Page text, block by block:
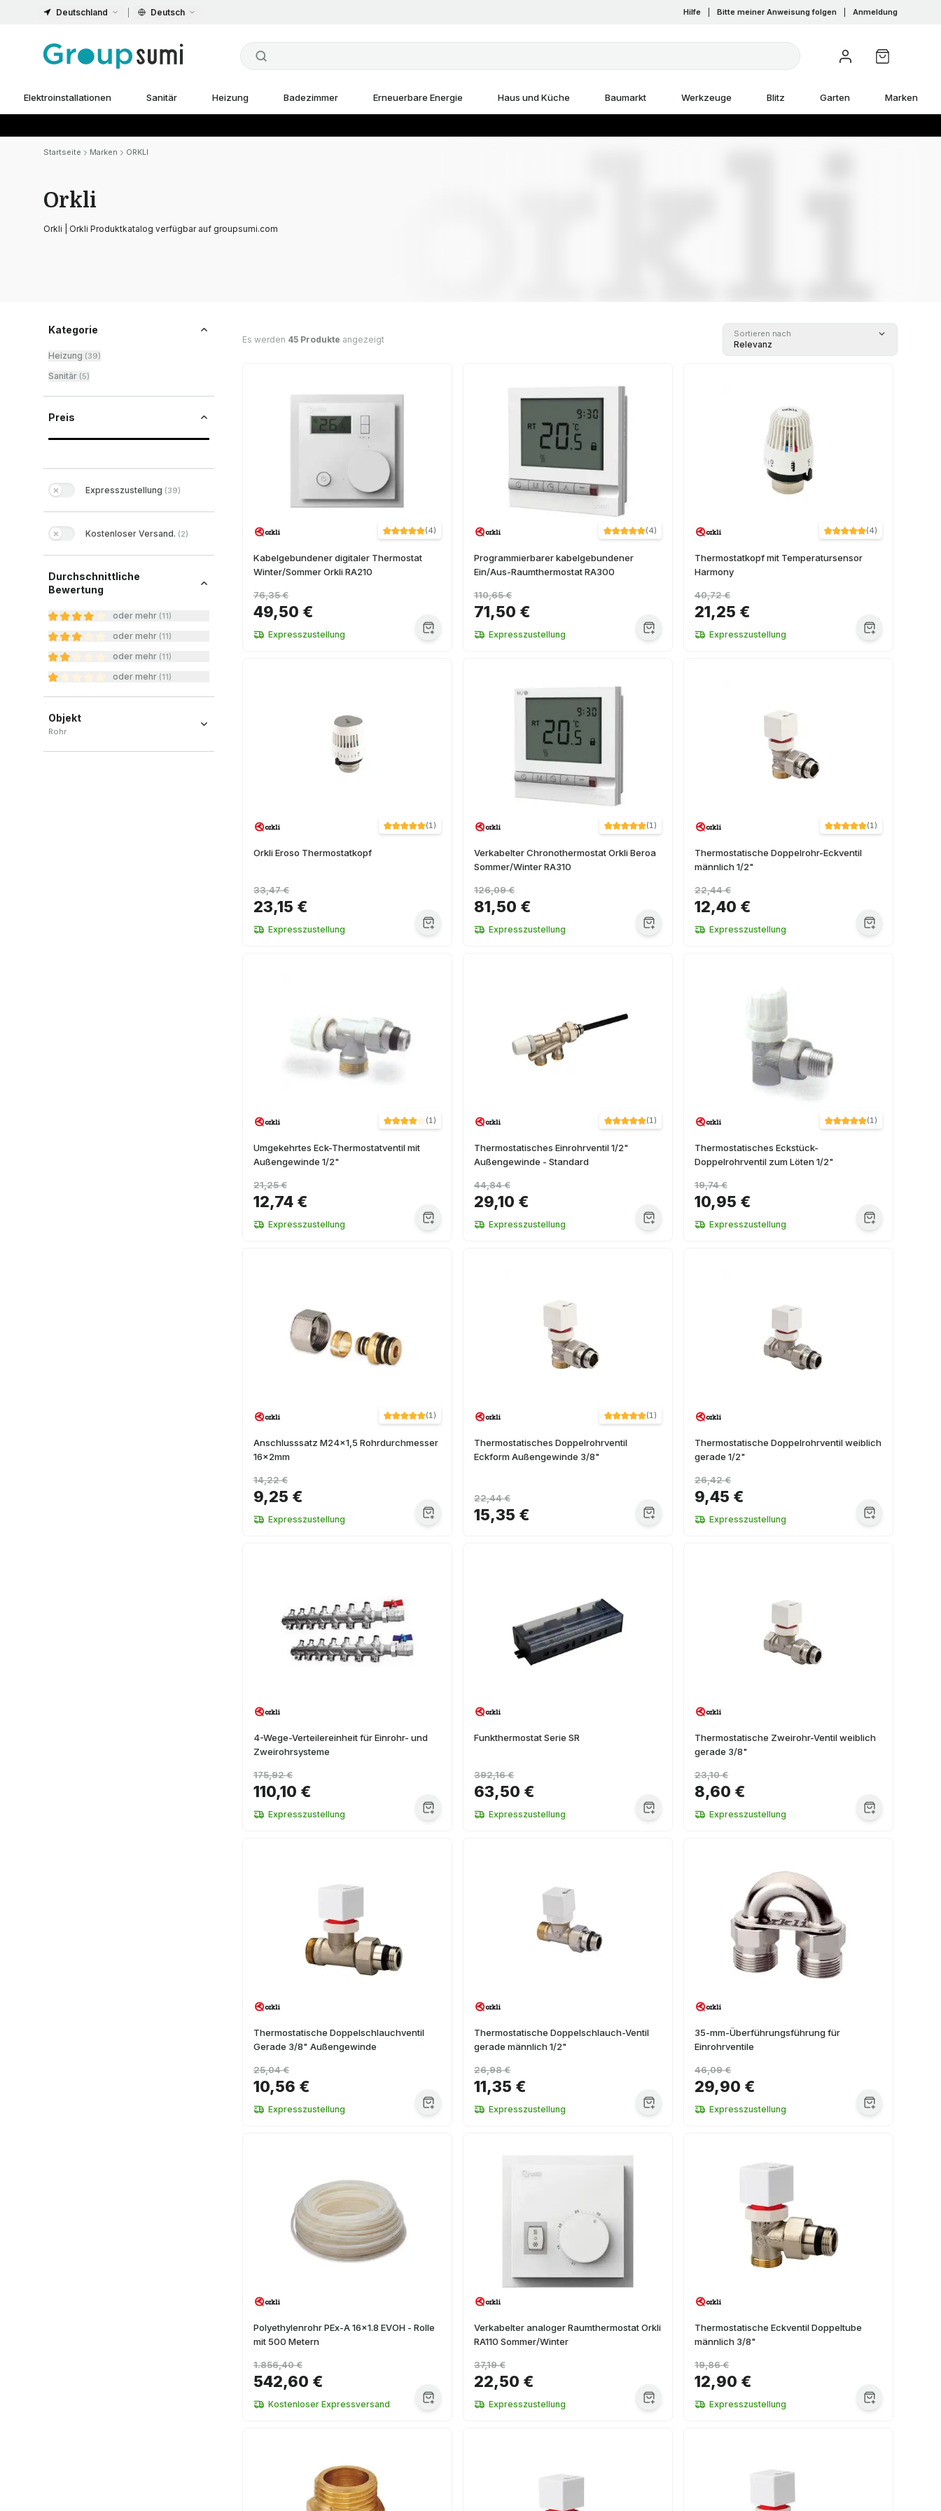
Deutschland Deutsch Hilfe Bitte meiner Anweisung folgen Anmeldung
Elektroinstallationen Sanitär Heizung Badezimmer Erneuerbare Energie Haus und Küche Baumarkt Werkzeuge Blitz Garten Marken
Startseite Marken ORKLI
Orkli
Orkli | Orkli Produktkatalog verfügbar auf groupsumi.com
Kategorie
Heizung (39)
Sanitär (5)
Preis
Expresszustellung (39)
Kostenloser Versand. (2)
Durchschnittliche
Bewertung
oder mehr (11)
oder mehr (11)
oder mehr (11)
oder mehr (11)
Objekt
Rohr
Es werden 45 Produkte angezeigt
Sortieren nach
Relevanz
(4)
Kabelgebundener digitaler Thermostat
Winter/Sommer Orkli RA210
49,50 €
76,35 €
Expresszustellung
(4)
Programmierbarer kabelgebundener
Ein/Aus-Raumthermostat RA300
71,50 €
110,65 €
Expresszustellung
(4)
Thermostatkopf mit Temperatursensor
Harmony
21,25 €
40,72 €
Expresszustellung
(1)
Orkli Eroso Thermostatkopf
23,15 €
33,47 €
Expresszustellung
(1)
Verkabelter Chronothermostat Orkli Beroa
Sommer/Winter RA310
81,50 €
126,09 €
Expresszustellung
(1)
Thermostatische Doppelrohr-Eckventil
männlich 1/2"
12,40 €
22,44 €
Expresszustellung
(1)
Umgekehrtes Eck-Thermostatventil mit
Außengewinde 1/2"
12,74 €
21,25 €
Expresszustellung
(1)
Thermostatisches Einrohrventil 1/2"
Außengewinde - Standard
29,10 €
44,84 €
Expresszustellung
(1)
Thermostatisches Eckstück-
Doppelrohrventil zum Löten 1/2"
10,95 €
19,74 €
Expresszustellung
(1)
Anschlusssatz M24x1,5 Rohrdurchmesser
16x2mm
9,25 €
14,22 €
Expresszustellung
(1)
Thermostatisches Doppelrohrventil
Eckform Außengewinde 3/8"
15,35 €
22,44 €
Thermostatische Doppelrohrventil weiblich
gerade 1/2"
9,45 €
26,42 €
Expresszustellung
4-Wege-Verteilereinheit für Einrohr- und
Zweirohrsysteme
110,10 €
175,92 €
Expresszustellung
Funkthermostat Serie SR
63,50 €
392,16 €
Expresszustellung
Thermostatische Zweirohr-Ventil weiblich
gerade 3/8"
8,60 €
23,10 €
Expresszustellung
Thermostatische Doppelschlauchventil
Gerade 3/8" Außengewinde
10,56 €
25,04 €
Expresszustellung
Thermostatische Doppelschlauch-Ventil
gerade männlich 1/2"
11,35 €
26,98 €
Expresszustellung
35-mm-Überführungsführung für
Einrohrventile
29,90 €
46,09 €
Expresszustellung
Polyethylenrohr PEx-A 16x1.8 EVOH - Rolle
mit 500 Metern
542,60 €
1.856,40 €
Kostenloser Expressversand
Verkabelter analoger Raumthermostat Orkli
RA110 Sommer/Winter
22,50 €
37,19 €
Expresszustellung
Thermostatische Eckventil Doppeltube
männlich 3/8"
12,90 €
19,86 €
Expresszustellung